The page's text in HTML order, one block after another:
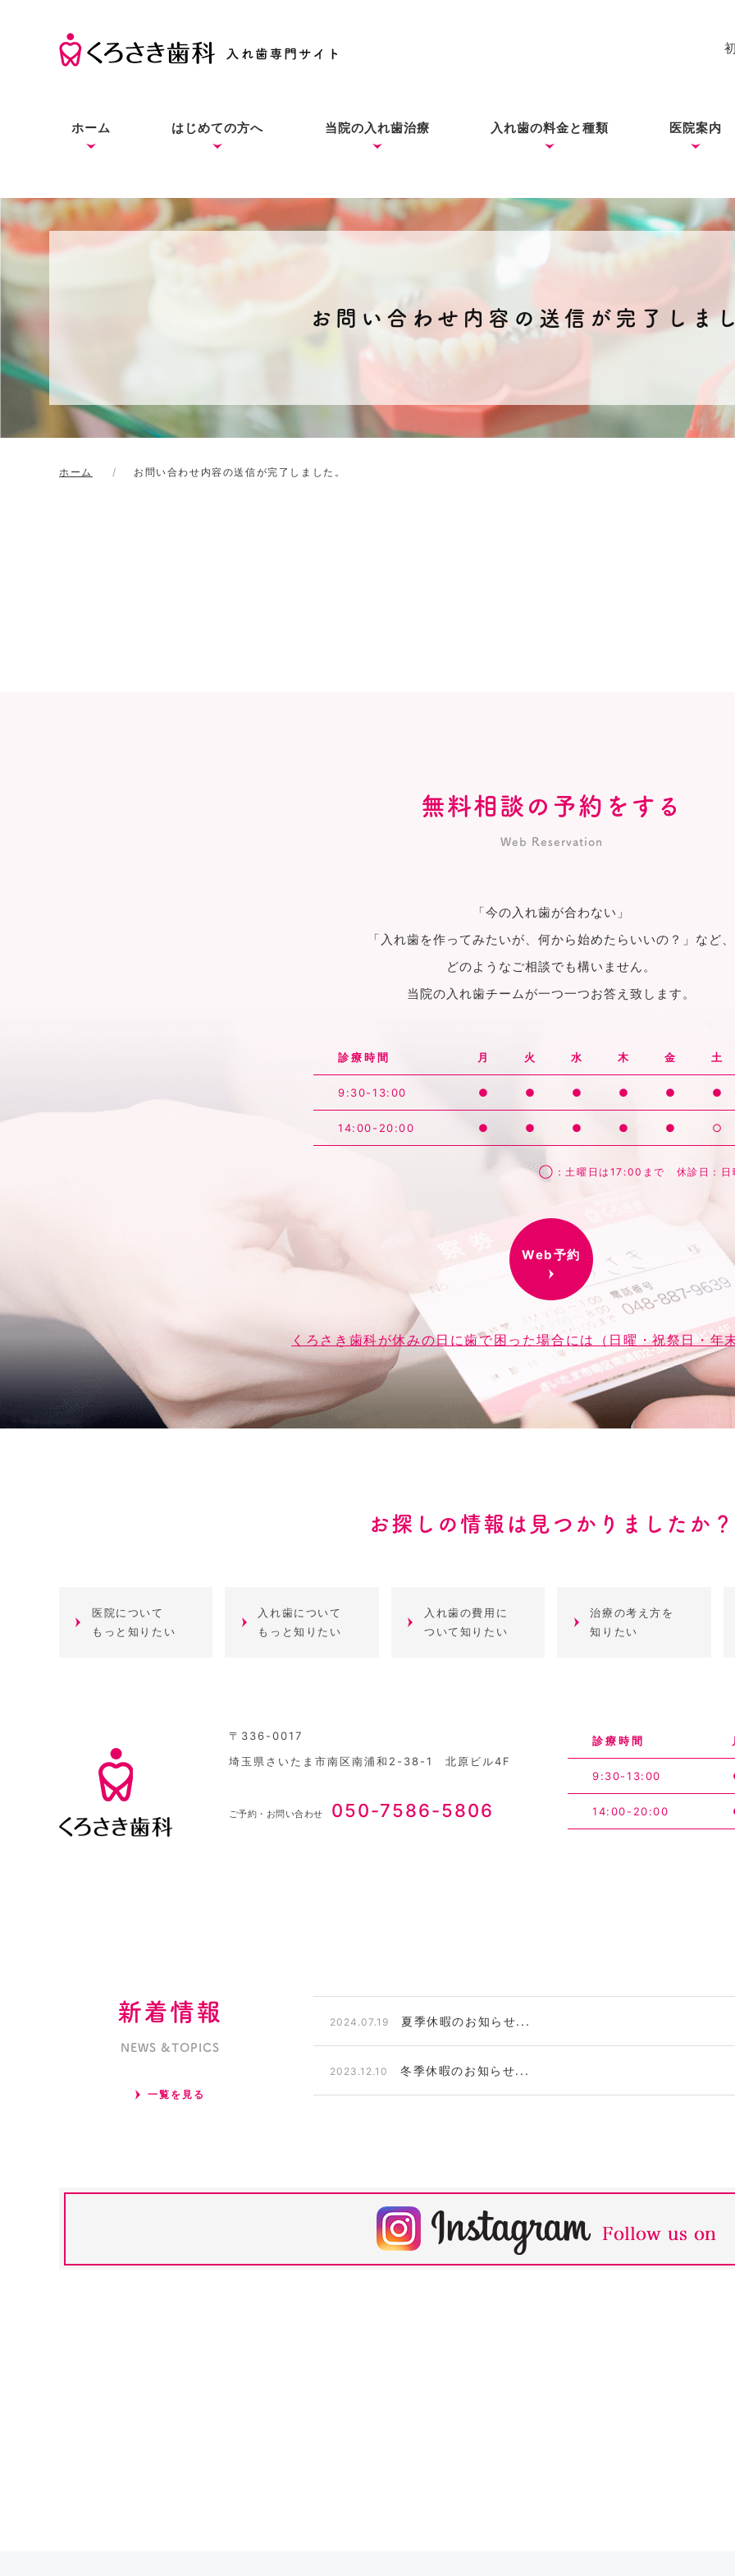
ホーム はじめての方へ 当院の入れ歯治療 入れ歯の料金と種類 医院案内
お問い合わせ内容の送信が完了しま
ホーム お問い合わせ内容の送信が完了しました。
無料相談の予約をする
Web Reservation
「今の入れ歯が合わない」
「入れ歯を作ってみたいが、何から始めたらいいの？」など、
どのようなご相談でも構いません。
当院の入れ歯チームが一つ一つお答え致します。
診療時間 月 火 水 木 金 土
9:30-13:00 ● ● ● ● ● ●
14:00-20:00 ● ● ● ● ● ○
◯：土曜日は17:00まで 休診日：日
Web予約
くろさき歯科が休みの日に歯で困った場合には（日曜・祝祭日・年
お探しの情報は見つかりましたか？
医院について
もっと知りたい
入れ歯について
もっと知りたい
入れ歯の費用に
ついて知りたい
治療の考え方を
知りたい
〒336-0017
埼玉県さいたま市南区南浦和2-38-1 北原ビル4F
ご予約・お問い合わせ 050-7586-5806
診療時間
9:30-13:00
14:00-20:00
新着情報
NEWS &TOPICS
一覧を見る
2024.07.19 夏季休暇のお知らせ...
2023.12.10 冬季休暇のお知らせ...